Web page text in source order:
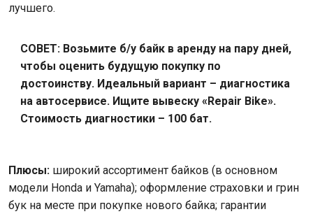
лучшего.
СОВЕТ: Возьмите б/у байк в аренду на пару дней,
чтобы оценить будущую покупку по
достоинству. Идеальный вариант – диагностика
на автосервисе. Ищите вывеску «Repair Bike».
Стоимость диагностики – 100 бат.
Плюсы: широкий ассортимент байков (в основном
модели Honda и Yamaha); оформление страховки и грин
бук на месте при покупке нового байка; гарантии